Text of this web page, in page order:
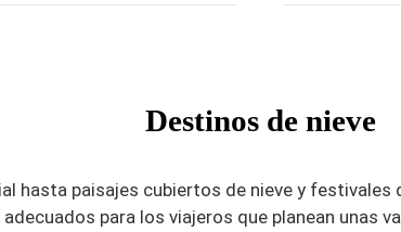
Destinos de nieve
hasta paisajes cubiertos de nieve y
para los viajeros que planean unas